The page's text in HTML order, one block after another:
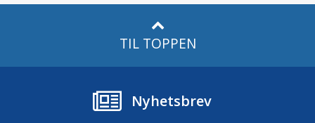
TIL TOPPEN
Nyhetsbrev